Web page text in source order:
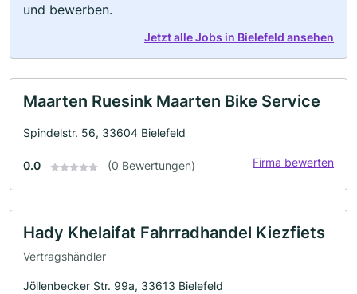
und bewerben.
Jetzt alle Jobs in Bielefeld ansehen
Maarten Ruesink Maarten Bike Service
Spindelstr. 56, 33604 Bielefeld
0.0 (0 Bewertungen) Firma bewerten
Hady Khelaifat Fahrradhandel Kiezfiets
Vertragshändler
Jöllenbecker Str. 99a, 33613 Bielefeld